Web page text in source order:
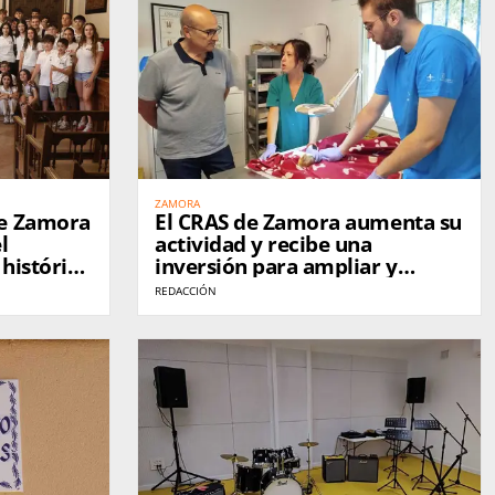
Zamora
ZAMORA
El CRAS de Zamora aumenta su
actividad y recibe una
inversión para ampliar y
modernizar sus instalaciones
REDACCIÓN